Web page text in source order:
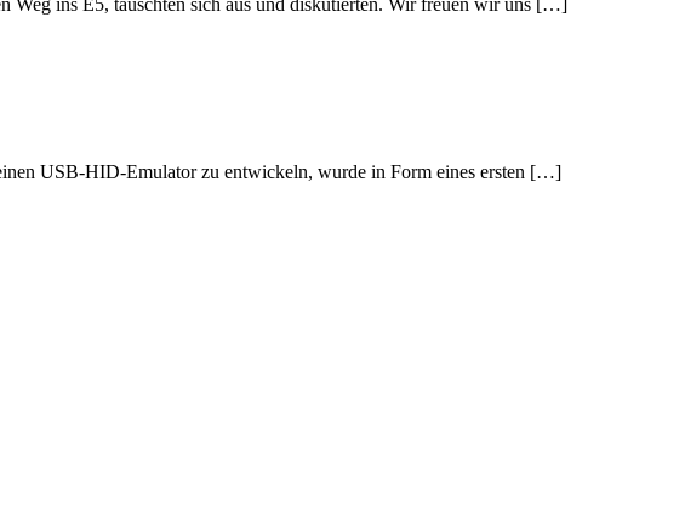
Weg ins E5, tauschten sich aus und diskutierten. Wir freuen wir uns […]
USB-HID-Emulator zu entwickeln, wurde in Form eines ersten […]